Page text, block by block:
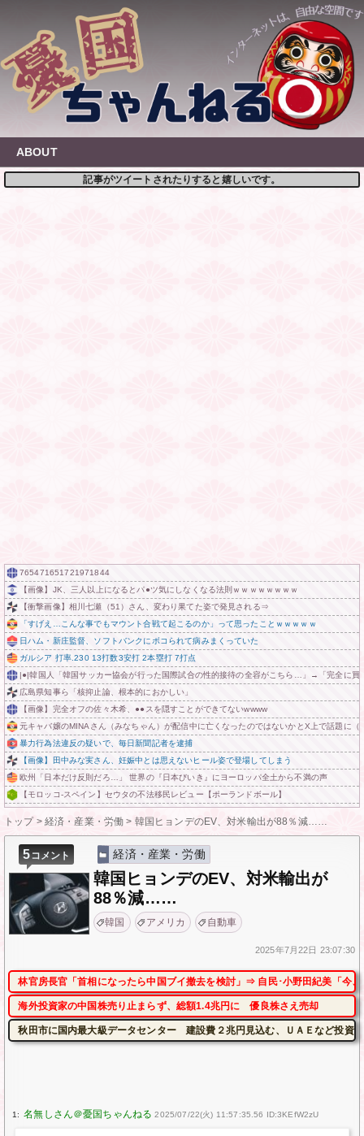
content
ABOUT
記事がツイートされたりすると嬉しいです。
765471651721971844
【画像】JK、三人以上になるとパ●ツ気にしなくなる法則ｗｗｗｗｗｗｗｗ
【衝撃画像】相川七瀬（51）さん、変わり果てた姿で発見される⇒
「すげえ…こんな事でもマウント合戦て起こるのか」って思ったことｗｗｗｗｗ
日ハム・新庄監督、ソフトバンクにボコられて病みまくっていた
ガルシア 打率.230 13打数3安打 2本塁打 7打点
|●|韓国人「韓国サッカー協会が行った国際試合の性的接待の全容がこちら…」→「完全に買
広島県知事ら「核抑止論、根本的におかしい」
【画像】完全オフの佐々木希、●●スを隠すことができてないwwww
元キャバ嬢のMINAさん（みなちゃん）が配信中に亡くなったのではないかとX上で話題に
暴力行為法違反の疑いで、毎日新聞記者を逮捕
【画像】田中みな実さん、妊娠中とは思えないヒール姿で登場してしまう
欧州「日本だけ反則だろ…」 世界の『日本びいき』にヨーロッパ全土から不満の声
【モロッコ-スペイン】セウタの不法移民レビュー【ポーランドボール】
トップ> 経済・産業・労働 > 韓国ヒョンデのEV、対米輸出が88％減……
5コメント 経済・産業・労働
韓国ヒョンデのEV、対米輸出が
88％減……
韓国 アメリカ 自動車
2025年7月22日 23:07:30
林官房長官「首相になったら中国ブイ撤去を検討」⇒ 自民･小野田紀美「今
海外投資家の中国株売り止まらず、総額1.4兆円に 優良株さえ売却
秋田市に国内最大級データセンター 建設費２兆円見込む、ＵＡＥなど投資
1: 2025/07/22(火) 11:57:35.56 ID:3KEfW2zU